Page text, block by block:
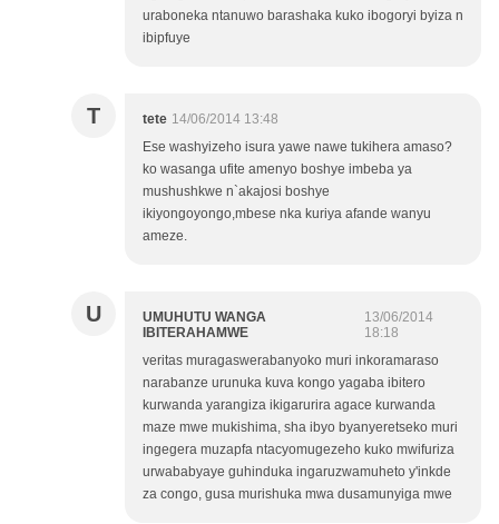
uraboneka ntanuwo barashaka kuko ibogoryi byiza n
ibipfuye
T tete 14/06/2014 13:48
Ese washyizeho isura yawe nawe tukihera amaso?
ko wasanga ufite amenyo boshye imbeba ya
mushushkwe n`akajosi boshye
ikiyongoyongo,mbese nka kuriya afande wanyu
ameze.
U
UMUHUTU WANGA
IBITERAHAMWE
13/06/2014
18:18
veritas muragaswerabanyoko muri inkoramaraso
narabanze urunuka kuva kongo yagaba ibitero
kurwanda yarangiza ikigarurira agace kurwanda
maze mwe mukishima, sha ibyo byanyeretseko muri
ingegera muzapfa ntacyomugezeho kuko mwifuriza
urwababyaye guhinduka ingaruzwamuheto y'inkde
za congo, gusa murishuka mwa dusamunyiga mwe